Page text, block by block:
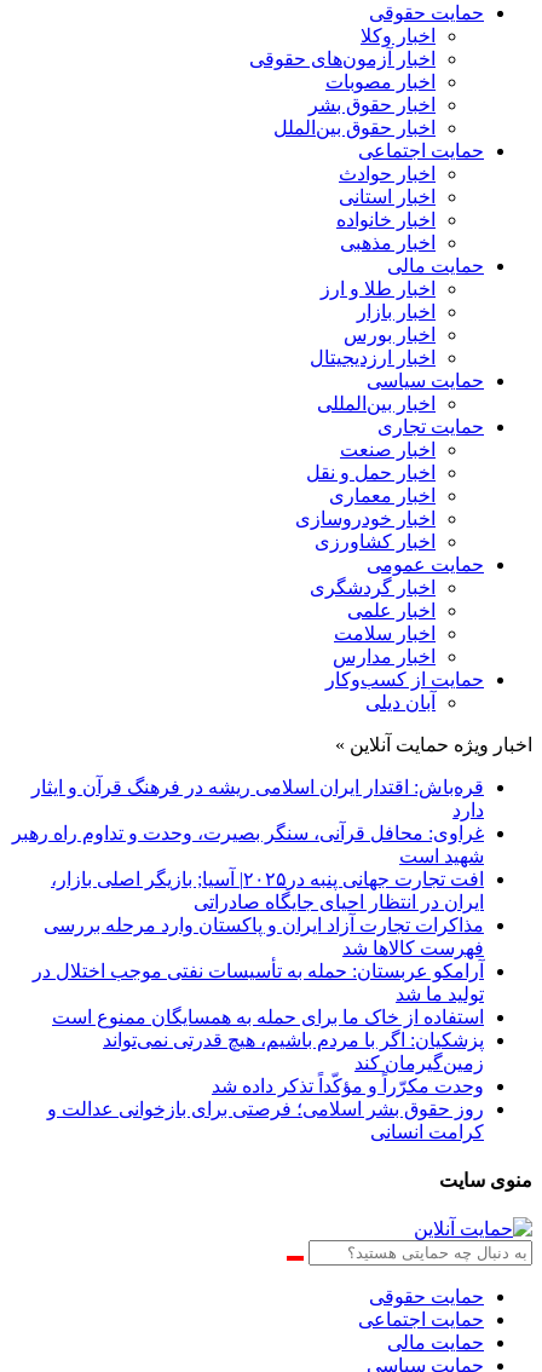
حمایت حقوقی
اخبار وکلا
اخبار آزمون‌های حقوقی
اخبار مصوبات
اخبار حقوق بشر
اخبار حقوق بین‌الملل
حمایت اجتماعی
اخبار حوادث
اخبار استانی
اخبار خانواده
اخبار مذهبی
حمایت مالی
اخبار طلا و ارز
اخبار بازار
اخبار بورس
اخبار ارزدیجیتال
حمایت سیاسی
اخبار بین‌المللی
حمایت تجاری
اخبار صنعت
اخبار حمل و نقل
اخبار معماری
اخبار خودروسازی
اخبار کشاورزی
حمایت عمومی
اخبار گردشگری
اخبار علمی
اخبار سلامت
اخبار مدارس
حمایت از کسب‌وکار
آبان دیلی
اخبار ویژه حمایت آنلاین »
قره‌باش: اقتدار ایران اسلامی ریشه در فرهنگ قرآن و ایثار
دارد
غراوی: محافل قرآنی، سنگر بصیرت، وحدت و تداوم راه رهبر
شهید است
افت تجارت جهانی پنبه در۲۰۲۵| آسیا; بازیگر اصلی بازار،
ایران در انتظار احیای جایگاه صادراتی
مذاکرات تجارت آزاد ایران و پاکستان وارد مرحله بررسی
فهرست کالاها شد
آرامکو عربستان: حمله به تأسیسات نفتی موجب اختلال در
تولید ما شد
استفاده از خاک ما برای حمله به همسایگان ممنوع است
پزشکیان: اگر با مردم باشیم، هیچ قدرتی نمی‌تواند
زمین‌گیرمان کند
وحدت مکرّراً و مؤکّداً تذکر داده شد
روز حقوق بشر اسلامی؛ فرصتی برای بازخوانی عدالت و
کرامت انسانی
منوی سایت
حمایت حقوقی
حمایت اجتماعی
حمایت مالی
حمایت سیاسی